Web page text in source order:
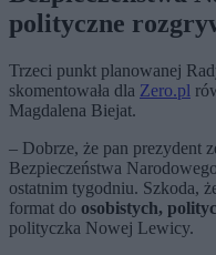
polityczne
Trzeci punkt planowanej
skomentowała dla Zero.pl
Magdalena Biejat.
– Dobrze, że pan prezydent
Bezpieczeństwa
ostatnim tygodniu. Szkoda,
format do osobistych,
polityczka Nowej Lewicy.